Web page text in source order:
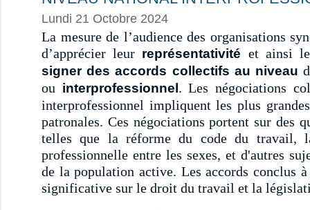
Lundi 21 Octobre 2024
La mesure de l’audience des organisations
d’apprécier leur représentativité et ainsi
signer des accords collectifs au niveau
ou interprofessionnel . Les négociations
interprofessionnel impliquent les plus
patronales. Ces négociations portent sur des
telles que la réforme du code du travail,
professionnelle entre les sexes, et d'autres
de la population active. Les accords conclus
significative sur le droit du travail et la